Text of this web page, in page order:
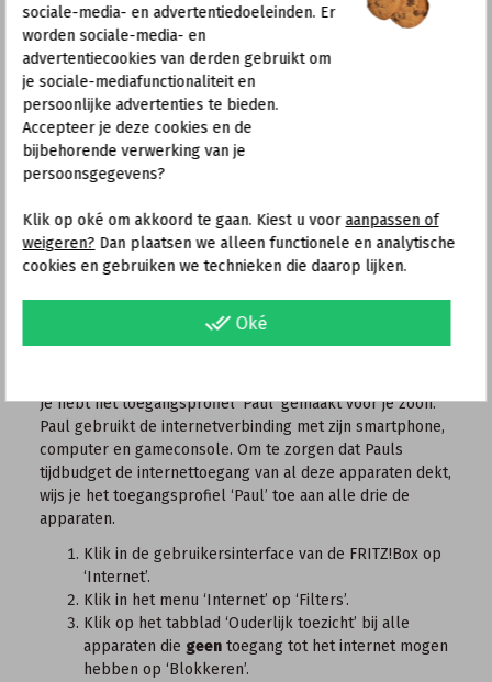
die niet geschikt is voor kinderen en jongeren
blokkeren’ is alleen beschikbaar als onder
‘Systeem > Regio en taal’ Duitsland is
ingesteld als het land waar de FRITZ!Box
wordt gebruikt.
Schakel de optie ‘Gebruik van de toegang voor
gasten geblokkeerd’ in.
Klik op ‘Toepassen’ om het toegangsprofiel op te
2 Apparaten blokkeren of een
toegangsprofiel toewijzen
Blokkeer de apparaten die geen toegang tot het internet
mogen hebben of wijs de apparaten in het thuisnetwerk
het juiste toegangsprofiel toe:
Je hebt het toegangsprofiel ‘Paul’ gemaakt voor je zoon.
Paul gebruikt de internetverbinding met zijn smartphone,
computer en gameconsole. Om te zorgen dat Pauls
tijdbudget de internettoegang van al deze apparaten dekt,
wijs je het toegangsprofiel ‘Paul’ toe aan alle drie de
apparaten.
Klik in de gebruikersinterface van de FRITZ!Box op
‘Internet’.
Klik in het menu ‘Internet’ op ‘Filters’.
Klik op het tabblad ‘Ouderlijk toezicht’ bij alle
apparaten die geen toegang tot het internet mogen
hebben op ‘Blokkeren’.
sociale-media- en advertentiedoeleinden. Er
worden sociale-media- en
advertentiecookies van derden gebruikt om
je sociale-mediafunctionaliteit en
persoonlijke advertenties te bieden.
Accepteer je deze cookies en de
bijbehorende verwerking van je
persoonsgegevens?
Klik op oké om akkoord te gaan. Kiest u vooraanpassen of
weigeren? Dan plaatsen we alleen functionele en analytische
cookies en gebruiken we technieken die daarop lijken.
done_all Oké